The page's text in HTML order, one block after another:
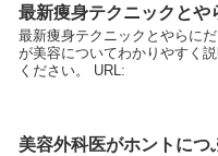
最新痩身テクニックとや
最新痩身テクニックとやらに
が美容についてわかりやすく
ください。 URL:
美容外科医がホントにつ